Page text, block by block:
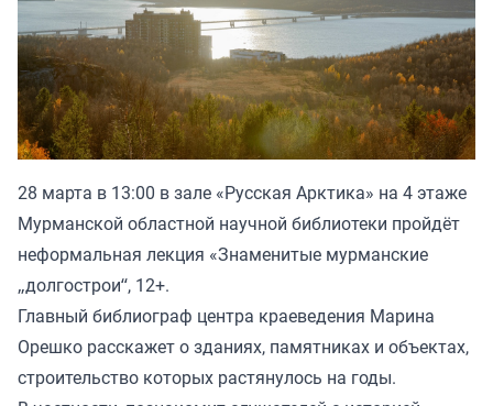
28 марта в 13:00 в зале «Русская Арктика» на 4 этаже
Мурманской областной научной библиотеки пройдёт
неформальная лекция «Знаменитые мурманские
„долгострои“, 12+.
Главный библиограф центра краеведения Марина
Орешко расскажет о зданиях, памятниках и объектах,
строительство которых растянулось на годы.